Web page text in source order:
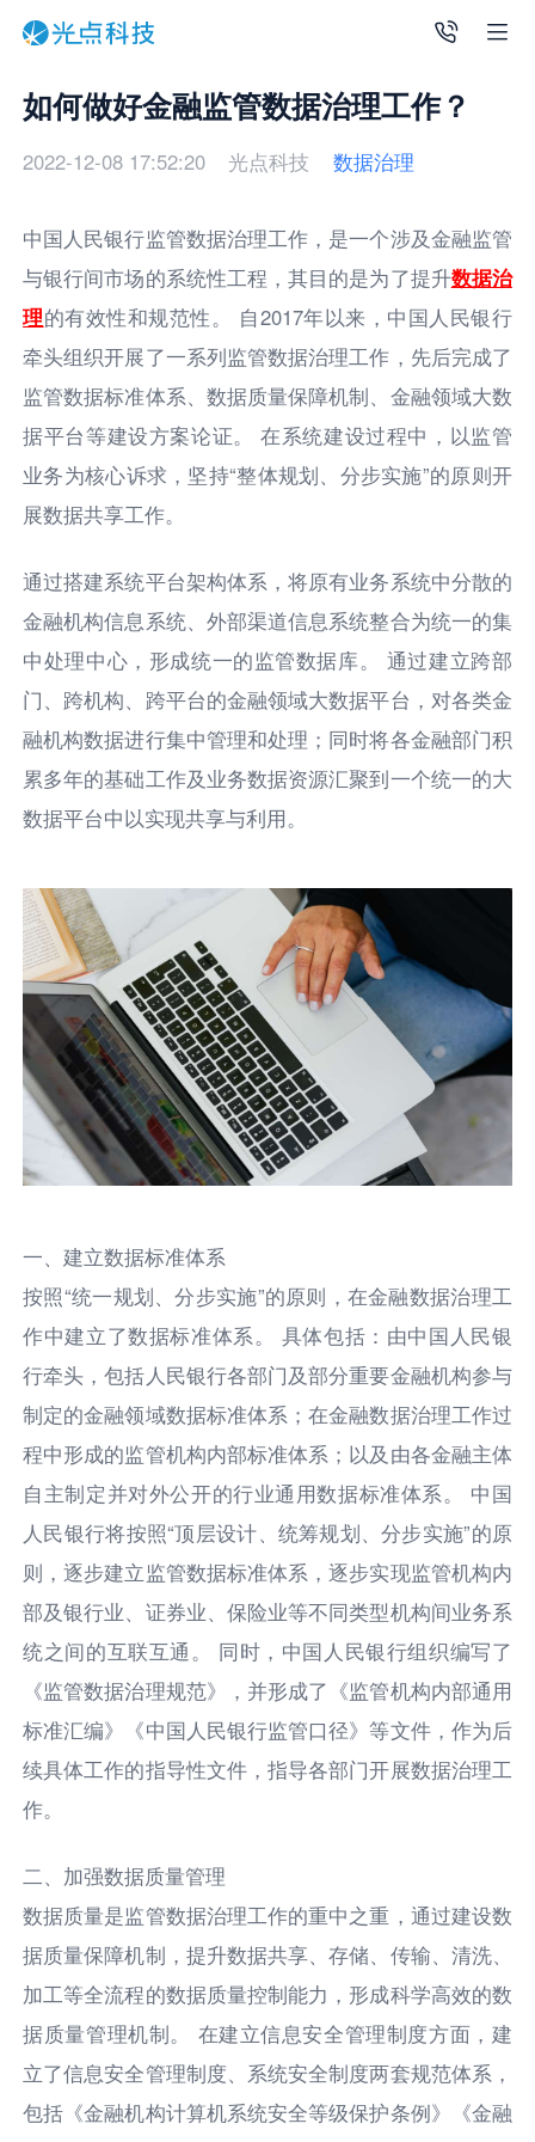
如何做好金融监管数据治理工作？
2022-12-08 17:52:20 光点科技 数据治理
中国人民银行监管数据治理工作，是一个涉及金融监管
与银行间市场的系统性工程，其目的是为了提升数据治
理的有效性和规范性。 自2017年以来，中国人民银行
牵头组织开展了一系列监管数据治理工作，先后完成了
监管数据标准体系、数据质量保障机制、金融领域大数
据平台等建设方案论证。 在系统建设过程中，以监管
业务为核心诉求，坚持“整体规划、分步实施”的原则开
展数据共享工作。
通过搭建系统平台架构体系，将原有业务系统中分散的
金融机构信息系统、外部渠道信息系统整合为统一的集
中处理中心，形成统一的监管数据库。 通过建立跨部
门、跨机构、跨平台的金融领域大数据平台，对各类金
融机构数据进行集中管理和处理；同时将各金融部门积
累多年的基础工作及业务数据资源汇聚到一个统一的大
数据平台中以实现共享与利用。
一、建立数据标准体系
按照“统一规划、分步实施”的原则，在金融数据治理工
作中建立了数据标准体系。 具体包括：由中国人民银
行牵头，包括人民银行各部门及部分重要金融机构参与
制定的金融领域数据标准体系；在金融数据治理工作过
程中形成的监管机构内部标准体系；以及由各金融主体
自主制定并对外公开的行业通用数据标准体系。 中国
人民银行将按照“顶层设计、统筹规划、分步实施”的原
则，逐步建立监管数据标准体系，逐步实现监管机构内
部及银行业、证券业、保险业等不同类型机构间业务系
统之间的互联互通。 同时，中国人民银行组织编写了
《监管数据治理规范》，并形成了《监管机构内部通用
标准汇编》《中国人民银行监管口径》等文件，作为后
续具体工作的指导性文件，指导各部门开展数据治理工
作。
二、加强数据质量管理
数据质量是监管数据治理工作的重中之重，通过建设数
据质量保障机制，提升数据共享、存储、传输、清洗、
加工等全流程的数据质量控制能力，形成科学高效的数
据质量管理机制。 在建立信息安全管理制度方面，建
立了信息安全管理制度、系统安全制度两套规范体系，
包括《金融机构计算机系统安全等级保护条例》《金融